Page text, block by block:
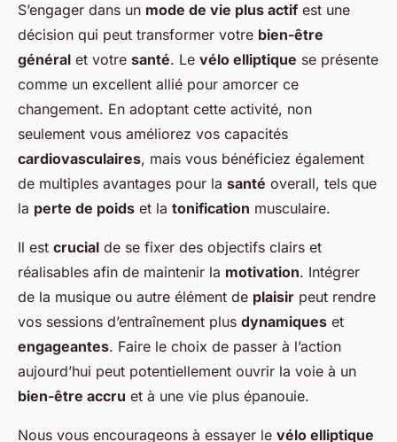
S’engager dans un mode de vie plus actif est une
décision qui peut transformer votre bien-être
général et votre santé. Le vélo elliptique se présente
comme un excellent allié pour amorcer ce
changement. En adoptant cette activité, non
seulement vous améliorez vos capacités
cardiovasculaires, mais vous bénéficiez également
de multiples avantages pour la santé overall, tels que
la perte de poids et la tonification musculaire.
Il est crucial de se fixer des objectifs clairs et
réalisables afin de maintenir la motivation. Intégrer
de la musique ou autre élément de plaisir peut rendre
vos sessions d’entraînement plus dynamiques et
engageantes. Faire le choix de passer à l’action
aujourd’hui peut potentiellement ouvrir la voie à un
bien-être accru et à une vie plus épanouie.
Nous vous encourageons à essayer le vélo elliptique